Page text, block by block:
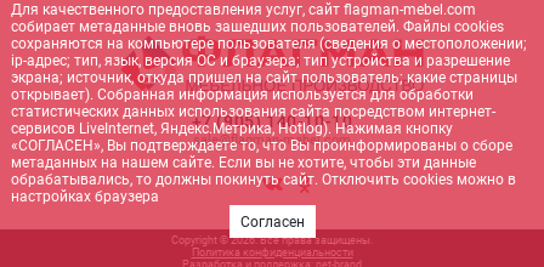
+7 (905) 140-10-10
sale@flagman-mebel.com
Copyright © 2026. Все права защищены.
Политика конфиденциальности
Разработка и поддержка: net- brand
Для качественного предоставления услуг, сайт flagman-mebel.com
собирает метаданные вновь зашедших пользователей. Файлы cookies
сохраняются на компьютере пользователя (сведения о местоположении;
ip-адрес; тип, язык, версия ОС и браузера; тип устройства и разрешение
экрана; источник, откуда пришел на сайт пользователь; какие страницы
открывает). Собранная информация используется для обработки
статистических данных использования сайта посредством интернет-
сервисов LiveInternet, Яндекс.Метрика, Hotlog). Нажимая кнопку
«СОГЛАСЕН», Вы подтверждаете то, что Вы проинформированы о сборе
метаданных на нашем сайте. Если вы не хотите, чтобы эти данные
обрабатывались, то должны покинуть сайт. Отключить cookies можно в
настройках браузера
Согласен